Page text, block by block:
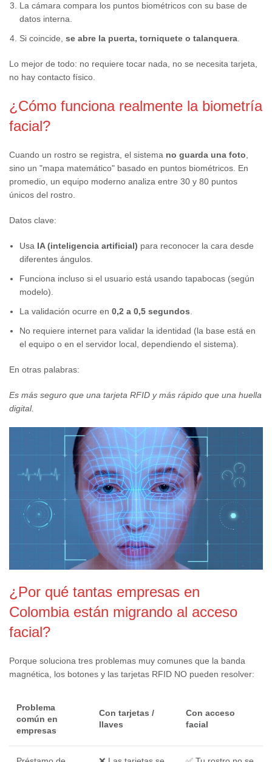
La cámara compara los puntos biométricos con su base de
datos interna.
Si coincide, se abre la puerta, torniquete o talanquera
Lo mejor de todo: no requiere tocar nada, no se necesita tarjeta,
no hay contacto físico.
¿Cómo funciona realmente la biometría
facial?
Cuando un rostro se registra, el sistema no guarda una foto
sino un "mapa matemático" basado en puntos biométricos. En
promedio, un equipo moderno analiza entre 30 y 80 puntos
únicos del rostro.
Datos clave:
Usa IA (inteligencia artificial) para reconocer la cara desde
diferentes ángulos.
Funciona incluso si el usuario está usando tapabocas (según
modelo).
La validación ocurre en 0,2 a 0,5 segundos
No requiere internet para validar la identidad (la base está en
el equipo o en el servidor local, dependiendo el sistema).
En otras palabras:
Es más seguro que una tarjeta RFID y más rápido que una huella
digital.
¿Por qué tantas empresas en
Colombia están migrando al acceso
facial?
Porque soluciona tres problemas muy comunes que la banda
magnética, los botones y las tarjetas RFID NO pueden resolver:
Problema
común en
empresas
Con tarjetas /
llaves
Con acceso
facial